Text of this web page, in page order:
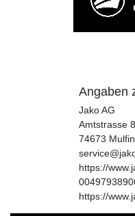
Angaben
Jako AG
Amtstrasse
74673
https://
https://